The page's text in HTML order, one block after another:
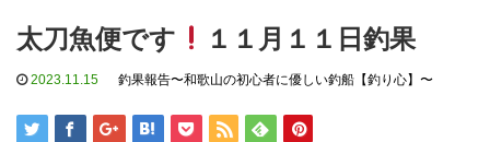
太刀魚便です １１月１１日釣果
2023.11.15 釣果報告〜和歌山の初心者に優しい釣船【釣り心】〜